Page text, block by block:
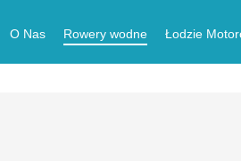
O Nas Rowery wodne Łodzie